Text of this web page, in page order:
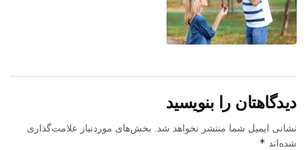
دیدگاهتان را بنویسید
نشانی ایمیل شما منتشر نخواهد شد.
بخش‌های موردنیاز علامت‌گذاری
شده‌اند *